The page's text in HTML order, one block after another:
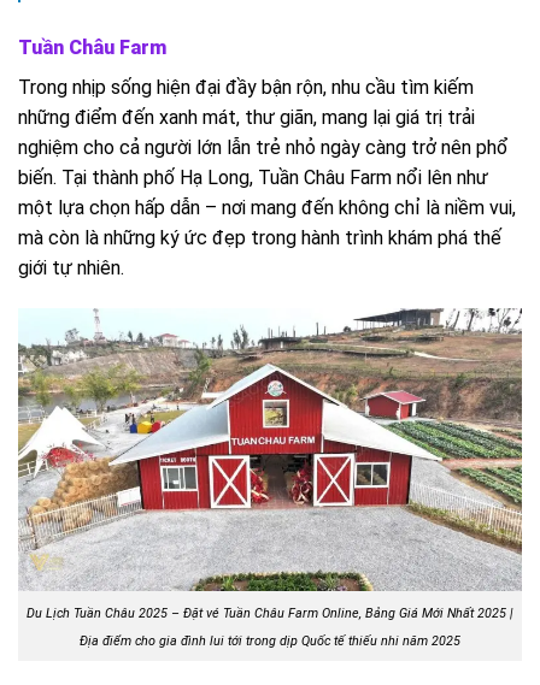
Tuần Châu Farm
Trong nhịp sống hiện đại đầy bận rộn, nhu cầu tìm kiếm
những điểm đến xanh mát, thư giãn, mang lại giá trị trải
nghiệm cho cả người lớn lẫn trẻ nhỏ ngày càng trở nên phổ
biến. Tại thành phố Hạ Long, Tuần Châu Farm nổi lên như
một lựa chọn hấp dẫn – nơi mang đến không chỉ là niềm vui,
mà còn là những ký ức đẹp trong hành trình khám phá thế
giới tự nhiên.
Du Lịch Tuần Châu 2025 – Đặt vé Tuần Châu Farm Online, Bảng Giá Mới Nhất 2025 |
Địa điểm cho gia đình lui tới trong dịp Quốc tế thiếu nhi năm 2025